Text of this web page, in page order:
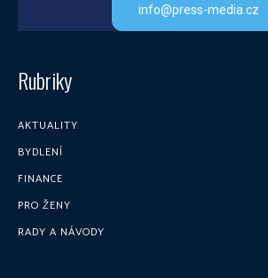
info@press-media.cz
Rubriky
AKTUALITY
BYDLENÍ
FINANCE
PRO ŽENY
RADY A NÁVODY